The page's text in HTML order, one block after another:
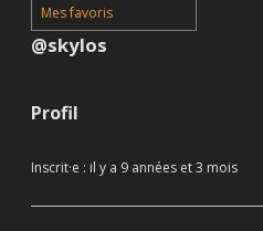
Mes favoris
@skylos
Profil
Inscrit·e : il y a 9 années et 3 mois